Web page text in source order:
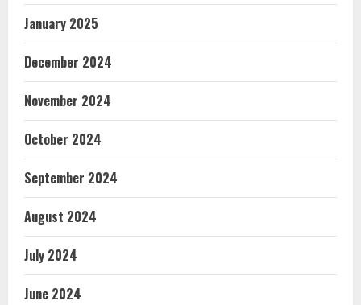
January 2025
December 2024
November 2024
October 2024
September 2024
August 2024
July 2024
June 2024